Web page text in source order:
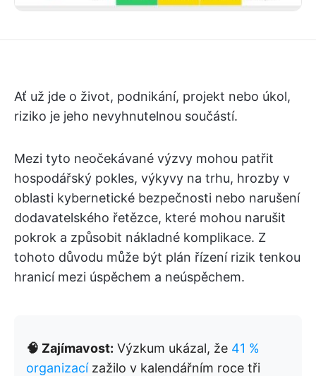
Ať už jde o život, podnikání, projekt nebo úkol,
riziko je jeho nevyhnutelnou součástí.
Mezi tyto neočekávané výzvy mohou patřit
hospodářský pokles, výkyvy na trhu, hrozby v
oblasti kybernetické bezpečnosti nebo narušení
dodavatelského řetězce, které mohou narušit
pokrok a způsobit nákladné komplikace. Z
tohoto důvodu může být plán řízení rizik tenkou
hranicí mezi úspěchem a neúspěchem.
🧠 Zajímavost: Výzkum ukázal, že 41 %
organizacízažilo v kalendářním roce tři